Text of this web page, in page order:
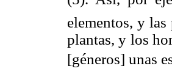
elementos, y
plantas, y los
[géneros] unas